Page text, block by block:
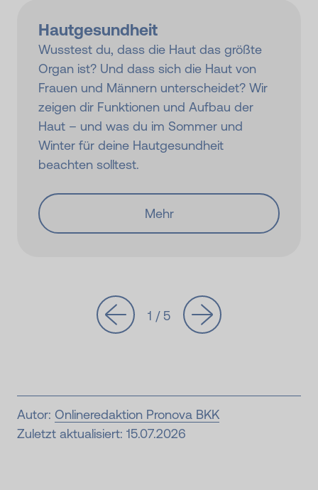
Hautgesundheit
Wusstest du, dass die Haut das größte
Organ ist? Und dass sich die Haut von
Frauen und Männern unterscheidet? Wir
zeigen dir Funktionen und Aufbau der
Haut – und was du im Sommer und
Winter für deine Hautgesundheit
beachten solltest.
Mehr
1 / 5
Autor: Onlineredaktion Pronova BKK
Zuletzt aktualisiert: 15.07.2026